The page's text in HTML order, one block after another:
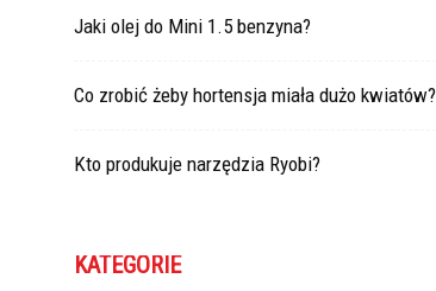
Jaki olej do Mini 1.5 benzyna?
Co zrobić żeby hortensja miała dużo kwiatów?
Kto produkuje narzędzia Ryobi?
KATEGORIE